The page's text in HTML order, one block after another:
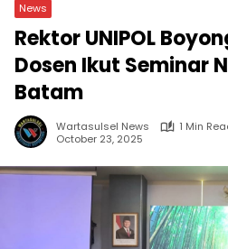
News
Rektor UNIPOL
Dosen Ikut Seminar
Batam
Wartasulsel News
1 Min
October 23, 2025